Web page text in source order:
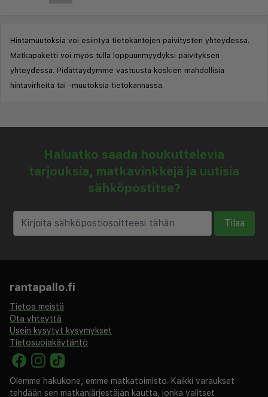
Hintamuutoksia voi esiintyä tietokantojen päivitysten yhteydessä.
Matkapaketti voi myös tulla loppuunmyydyksi päivityksen
yhteydessä. Pidättäydymme vastuusta koskien mahdollisia
hintavirheitä tai -muutoksia tietokannassa.
Haluatko saada houkuttelevia
tarjouksia, matkavinkkejä ja uutisia
sähköpostitse?
Tilaa
rantapallo.fi
Tietoa meistä
Ota yhteyttä
Usein kysytyt kysymykset
Tietosuojakäytäntö
Olemme hakukone, emme matkatoimisto. Kaikki varaukset
tehdään sen matkanjärjestäjän kautta, jonka valitset